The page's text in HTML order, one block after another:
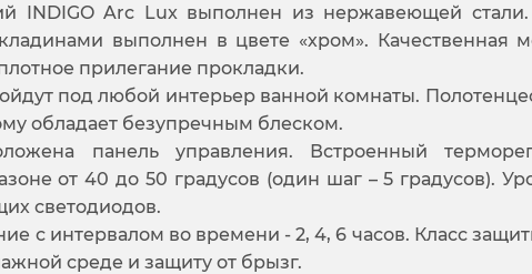
INDIGO Arc Lux выполнен из нержавеющей
выполнен в цвете «хром». Качественная
прилегание прокладки.
под любой интерьер ванной комнаты.
обладает безупречным блеском.
панель управления. Встроенный
от 40 до 50 градусов (один шаг – 5 градусов).
светодиодов.
с интервалом во времени - 2, 4, 6 часов. Класс
среде и защиту от брызг.